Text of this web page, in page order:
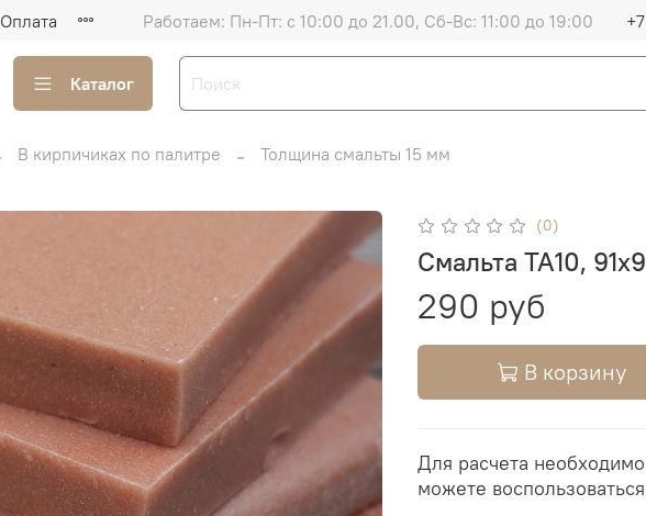
Оплата Работаем: Пн-Пт: с 10:00 до 21.00, Сб-Вс: 11:00 до 19:00
Каталог
В кирпичиках по палитре Толщина смальты 15 мм
(0)
Смальта TA10,
290 руб
В корзину
Для расчета
можете воспользоваться